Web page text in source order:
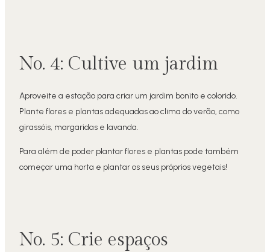
No. 4: Cultive um jardim
Aproveite a estação para criar um jardim bonito e colorido.
Plante flores e plantas adequadas ao clima do verão, como
girassóis, margaridas e lavanda.
Para além de poder plantar flores e plantas pode também
começar uma horta e plantar os seus próprios vegetais!
No. 5: Crie espaços